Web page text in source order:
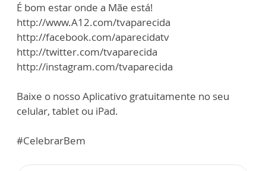
É bom estar onde a Mãe está!
http://www.A12.com/tvaparecida
http://facebook.com/aparecidatv
http://twitter.com/tvaparecida
http://instagram.com/tvaparecida
Baixe o nosso Aplicativo gratuitamente no seu
celular, tablet ou iPad.
#CelebrarBem